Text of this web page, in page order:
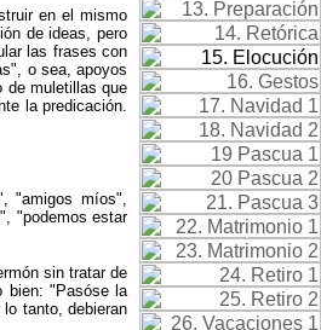
en el mismo
de ideas, pero
las frases con
o sea, apoyos
de muletillas que
la predicación.
"amigos míos",
"podemos estar
sin tratar de
bien: "Pasóse la
tanto, debieran